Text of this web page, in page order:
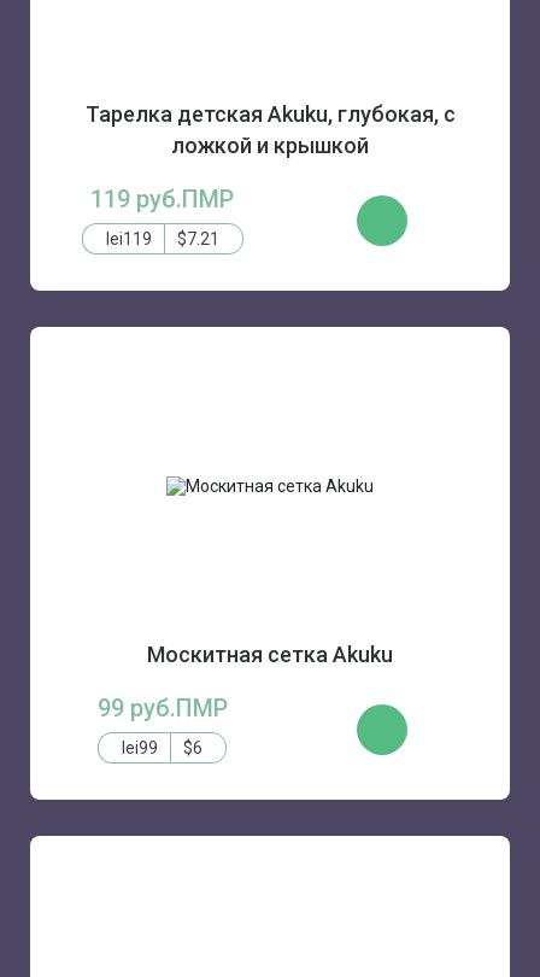
Тарелка детская Akuku, глубокая, с
ложкой и крышкой
119 руб.ПМР
lei119 $7.21
КУПИТЬ
Москитная сетка Akuku
99 руб.ПМР
lei99 $6
КУПИТЬ